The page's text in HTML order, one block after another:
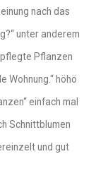
nach das
unter anderem
Pflanzen
Wohnung.“ höhö
einfach mal
Schnittblumen
und gut